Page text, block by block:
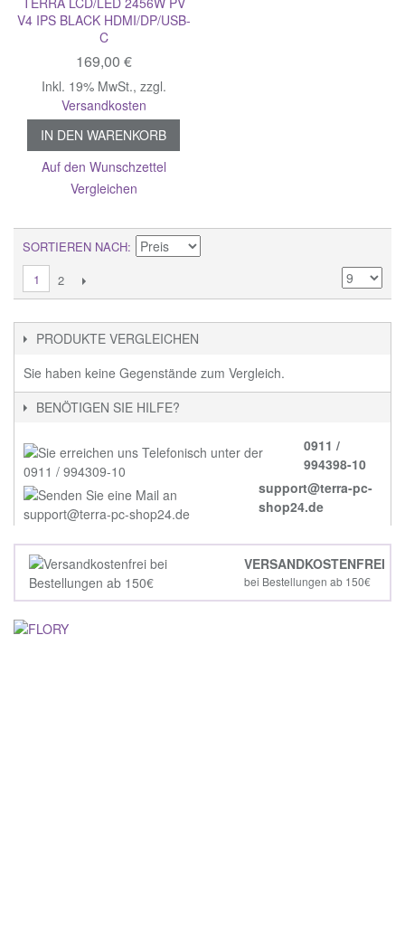
V4 IPS BLACK HDMI/DP/USB-
C
169,00 €
Inkl. 19% MwSt., zzgl.
Versandkosten
IN DEN WARENKORB
Auf den Wunschzettel
Vergleichen
SORTIEREN NACH
1
2
PRODUKTE VERGLEICHEN
Sie haben keine Gegenstände zum Vergleich.
BENÖTIGEN SIE HILFE?
0911 /
994398-10
support@terra-pc-
shop24.de
VERSANDKOSTENFREI
bei Bestellungen ab 150€